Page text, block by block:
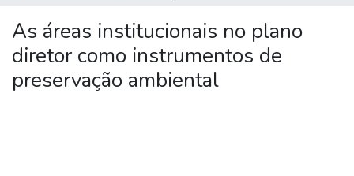
As áreas institucionais no plano
diretor como instrumentos de
preservação ambiental